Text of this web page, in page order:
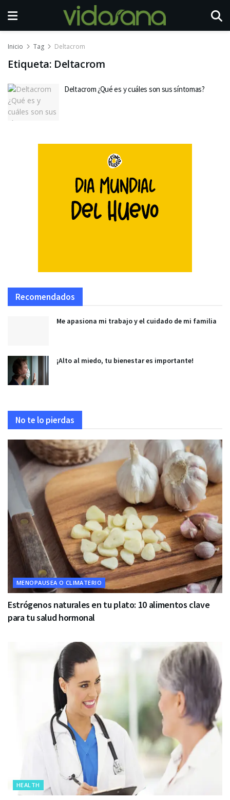
Inicio Tag Deltacrom
Etiqueta: Deltacrom
Deltacrom ¿Qué es y cuáles son sus síntomas?
Recomendados
Me apasiona mi trabajo y el cuidado de mi familia
¡Alto al miedo, tu bienestar es importante!
No te lo pierdas
MENOPAUSEA O CLIMATERIO
Estrógenos naturales en tu plato: 10 alimentos clave
para tu salud hormonal
HEALTH